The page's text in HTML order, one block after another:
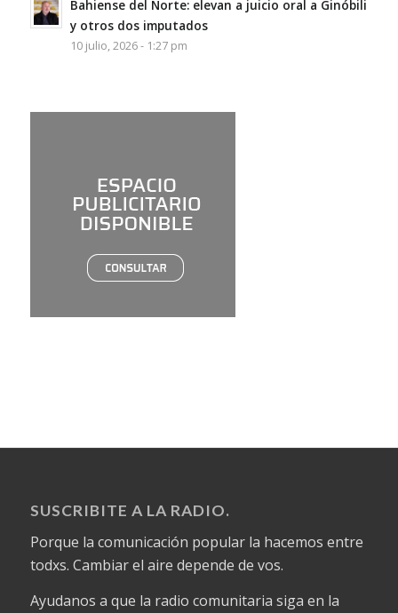
Bahiense del Norte: elevan a juicio oral a Ginóbili
y otros dos imputados
10 julio, 2026 - 1:27 pm
SUSCRIBITE A LA RADIO.
Porque la comunicación popular la hacemos entre
todxs. Cambiar el aire depende de vos.
Ayudanos a que la radio comunitaria siga en la